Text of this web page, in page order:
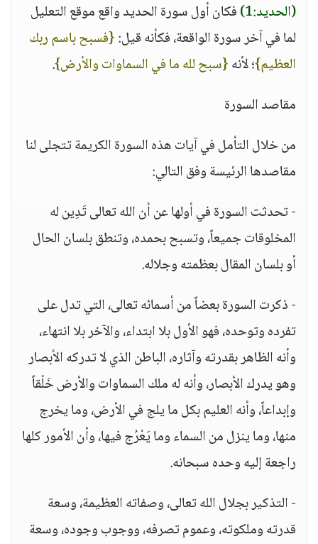
(الحديد:1)
فكان أول سورة الحديد واقع موقع التعليل
لما في آخر سورة الواقعة، فكأنه قيل:{فسبح باسم ربك
العظيم}؛ لأنه{سبح لله ما في السماوات والأرض}.
مقاصد السورة
من خلال التأمل في آيات هذه السورة الكريمة تتجلى لنا
مقاصدها الرئيسة وفق التالي:
- تحدثت السورة في أولها عن أن الله تعالى تَدِين له
المخلوقات جميعاً، وتسبح بحمده، وتنطق بلسان الحال
أو بلسان المقال بعظمته وجلاله.
- ذكرت السورة بعضاً من أسمائه تعالى، التي تدل على
تفرده وتوحده، فهو الأول بلا ابتداء، والآخر بلا انتهاء،
وأنه الظاهر بقدرته وآثاره، الباطن الذي لا تدركه الأبصار
وهو يدرك الأبصار، وأنه له ملك السماوات والأرض خَلْقاً
وإبداعاً، وأنه العليم بكل ما يلج في الأرض، وما يخرج
منها، وما ينزل من السماء وما يَعْرُج فيها، وأن الأمور كلها
راجعة إليه وحده سبحانه.
- التذكير بجلال الله تعالى، وصفاته العظيمة، وسعة
قدرته وملكوته، وعموم تصرفه، ووجوب وجوده، وسعة